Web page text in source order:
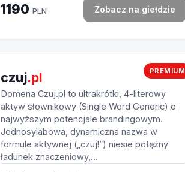
1190PLN Zobacz na giełdzie
PREMIUM
czuj.pl
Domena Czuj.pl to ultrakrótki, 4-literowy
aktyw słownikowy (Single Word Generic) o
najwyższym potencjale brandingowym.
Jednosylabowa, dynamiczna nazwa w
formule aktywnej („czuj!”) niesie potężny
ładunek znaczeniowy,...